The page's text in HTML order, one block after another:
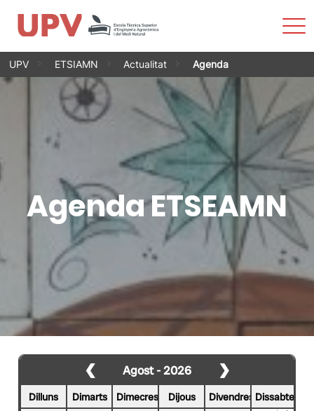
Vés
contingut
UPV ETSIAMN Actualitat Agenda
Agenda ETSEAMN